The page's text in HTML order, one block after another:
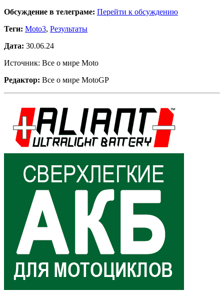
Обсуждение в телеграме: Перейти к обсуждению
Теги: Moto3, Результаты
Дата: 30.06.24
Источник: Все о мире Moto
Редактор: Все о мире MotoGP